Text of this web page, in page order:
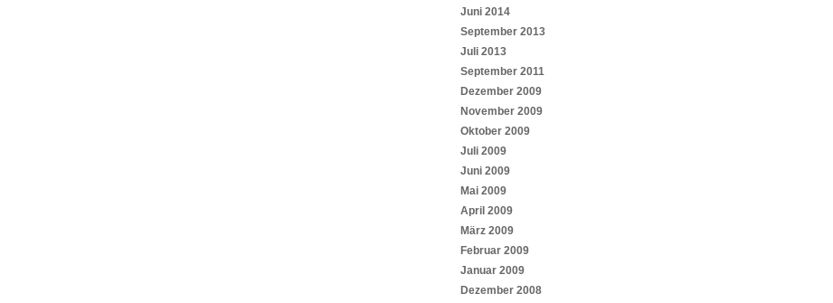
Juni 2014
September 2013
Juli 2013
September 2011
Dezember 2009
November 2009
Oktober 2009
Juli 2009
Juni 2009
Mai 2009
April 2009
März 2009
Februar 2009
Januar 2009
Dezember 2008